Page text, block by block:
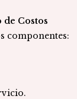
Costos
componentes: